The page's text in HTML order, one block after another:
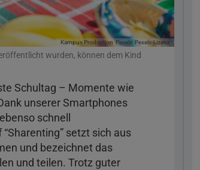
Kampus Production Pexels Pexels-Lizenz
wurden, können dem Kind
Schultag – Momente wie
unserer Smartphones
schnell
setzt sich aus
und bezeichnet das
und teilen. Trotz guter